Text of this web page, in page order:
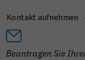
Kontakt aufnehmen
Beantragen Sie